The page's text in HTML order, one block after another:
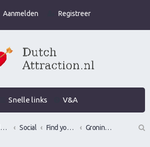
Aanmelden Registreer
Snelle links V&A
Nederlands grootste Dutch Attraction, Lifestyle, Vrouwen versieren en Pick-Up (PUA) Forum Social Find your wingman
Groningen